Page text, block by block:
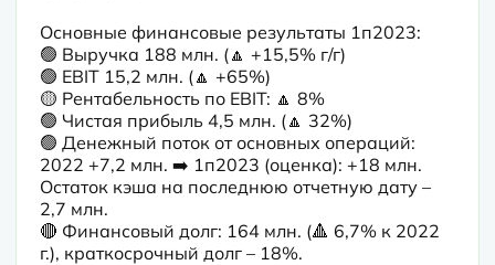
Основные финансовые результаты 1п2023:
🟢 Выручка 188 млн. (🔼 +15,5% г/г)
🟢 EBIT 15,2 млн. (🔼 +65%)
🟡 Рентабельность по EBIT: 🔼 8%
🟢 Чистая прибыль 4,5 млн. (🔼 32%)
🟢 Денежный поток от основных операций:
2022 +7,2 млн. ➡️ 1п2023 (оценка): +18 млн.
Остаток кэша на последнюю отчетную дату –
2,7 млн.
🔴 Финансовый долг: 164 млн. (🔺 6,7% к 2022
г.), краткосрочный долг – 18%.